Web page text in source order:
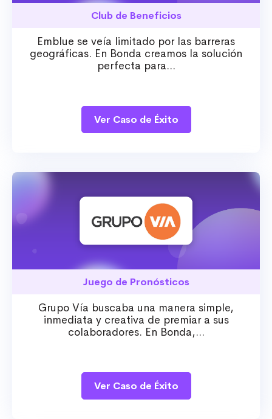
Club de Beneficios
Emblue se veía limitado por las barreras
geográficas. En Bonda creamos la solución
perfecta para...
Ver Caso de Éxito
Juego de Pronósticos
Grupo Vía buscaba una manera simple,
inmediata y creativa de premiar a sus
colaboradores. En Bonda,...
Ver Caso de Éxito